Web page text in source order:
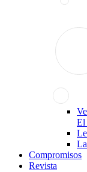
El
Compromisos
Revista